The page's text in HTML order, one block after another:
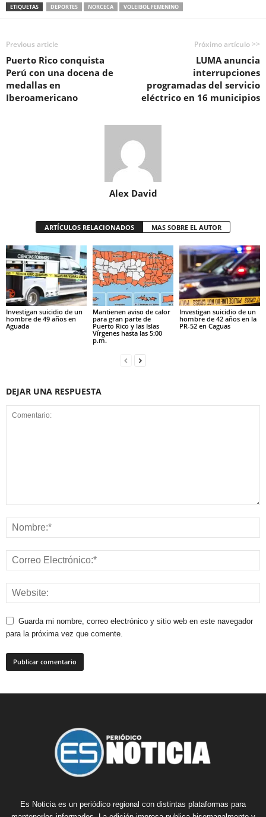
ETIQUETAS DEPORTES NORCECA VOLEIBOL FEMENINO
Previous article
Puerto Rico conquista
Perú con una docena de
medallas en
Iberoamericano
Próximo artículo >>
LUMA anuncia
interrupciones
programadas del servicio
eléctrico en 16 municipios
Alex David
ARTÍCULOS RELACIONADOS MAS SOBRE EL AUTOR
Investigan suicidio de un
hombre de 49 años en
Aguada
Mantienen aviso de calor
para gran parte de
Puerto Rico y las Islas
Vírgenes hasta las 5:00
p.m.
Investigan suicidio de un
hombre de 42 años en la
PR-52 en Caguas
DEJAR UNA RESPUESTA
Guarda mi nombre, correo electrónico y sitio web en este navegador
para la próxima vez que comente.
Es Noticia es un periódico regional con distintas plataformas para